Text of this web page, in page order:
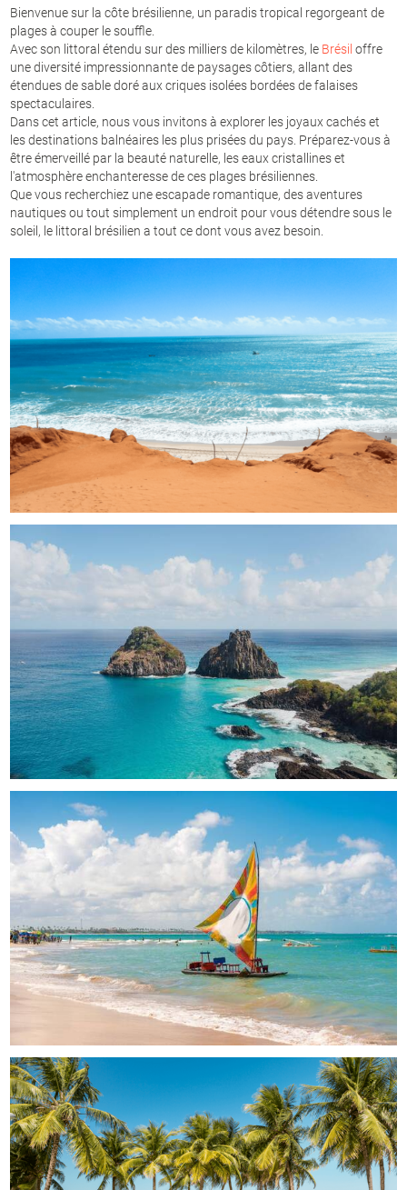
Bienvenue sur la côte brésilienne, un paradis tropical regorgeant de
plages à couper le souffle.
Avec son littoral étendu sur des milliers de kilomètres, le Brésil offre
une diversité impressionnante de paysages côtiers, allant des
étendues de sable doré aux criques isolées bordées de falaises
spectaculaires.
Dans cet article, nous vous invitons à explorer les joyaux cachés et
les destinations balnéaires les plus prisées du pays. Préparez-vous à
être émerveillé par la beauté naturelle, les eaux cristallines et
l'atmosphère enchanteresse de ces plages brésiliennes.
Que vous recherchiez une escapade romantique, des aventures
nautiques ou tout simplement un endroit pour vous détendre sous le
soleil, le littoral brésilien a tout ce dont vous avez besoin.